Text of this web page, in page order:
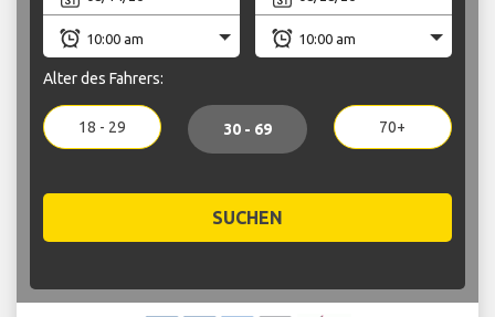
Alter des Fahrers:
18 - 29 30 - 69 70+
SUCHEN